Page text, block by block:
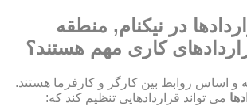
در نیکنام, منطقه
کاری مهم هستند؟
و اساس روابط بین کارگر و کارفرما هستند.
می تواند قراردادهایی تنظیم کند که: